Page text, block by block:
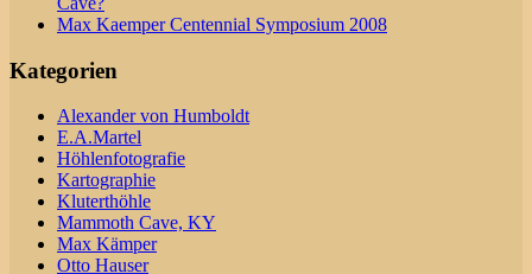
Max Kaemper Centennial Symposium 2008
Kategorien
Alexander von Humboldt
E.A.Martel
Höhlenfotografie
Kartographie
Kluterthöhle
Mammoth Cave, KY
Max Kämper
Otto Hauser